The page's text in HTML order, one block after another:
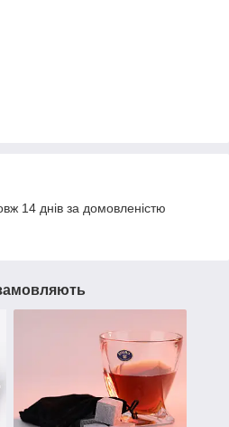
14 днів за домовленістю